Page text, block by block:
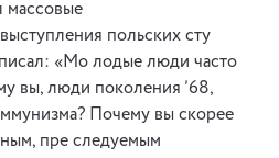
массовые
польских сту
«Мо лодые люди часто
вы, люди поколения ’68,
Почему вы скорее
пре следуемым